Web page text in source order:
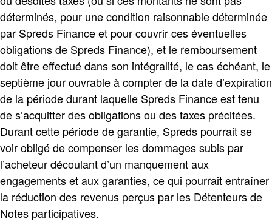
déterminés, pour une condition raisonnable déterminée
par Spreds Finance et pour couvrir ces éventuelles
obligations de Spreds Finance), et le remboursement
doit être effectué dans son intégralité, le cas échéant, le
septième jour ouvrable à compter de la date d’expiration
de la période durant laquelle Spreds Finance est tenu
de s’acquitter des obligations ou des taxes précitées.
Durant cette période de garantie, Spreds pourrait se
voir obligé de compenser les dommages subis par
l’acheteur découlant d’un manquement aux
engagements et aux garanties, ce qui pourrait entraîner
la réduction des revenus perçus par les Détenteurs de
Notes participatives.